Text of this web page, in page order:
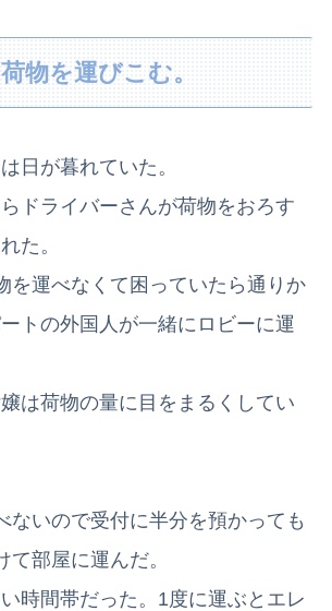
物を運びこむ。
日が暮れていた。
ドライバーさんが荷物をおろす
た。
を運べなくて困っていたら通りか
トの外国人が一緒にロビーに運
は荷物の量に目をまるくしてい
ないので受付に半分を預かっても
て部屋に運んだ。
時間帯だった。1度に運ぶとエレ